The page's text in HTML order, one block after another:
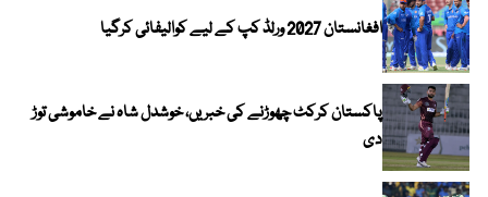
افغانستان 2027 ورلڈ کپ کے لیے کوالیفائی کرگیا
پاکستان کرکٹ چھوڑنے کی خبریں، خوشدل شاہ نے خاموشی توڑ
دی